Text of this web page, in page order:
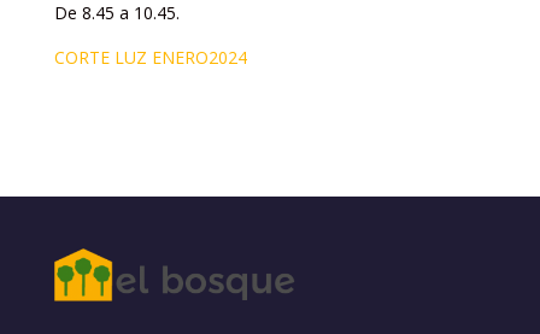
De 8.45 a 10.45.
CORTE LUZ ENERO2024